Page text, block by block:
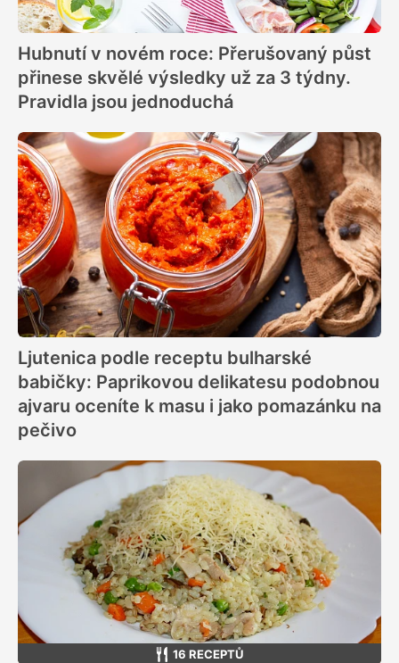
Hubnutí v novém roce: Přerušovaný půst
přinese skvělé výsledky už za 3 týdny.
Pravidla jsou jednoduchá
Ljutenica podle receptu bulharské
babičky: Paprikovou delikatesu podobnou
ajvaru oceníte k masu i jako pomazánku na
pečivo
16 RECEPTŮ